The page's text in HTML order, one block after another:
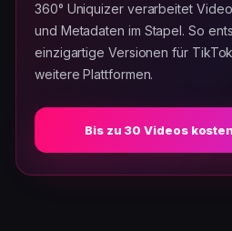
360° Uniquizer verarbeitet
und Metadaten im Stapel. So
einzigartige Versionen für
weitere Plattformen.
Bis zu 30 Videos